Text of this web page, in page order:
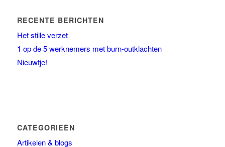
RECENTE BERICHTEN
Het stille verzet
1 op de 5 werknemers met burn-outklachten
Nieuwtje!
CATEGORIEËN
Artikelen & blogs